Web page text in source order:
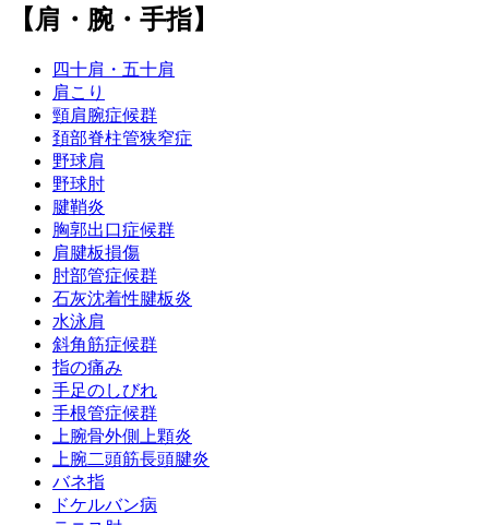
【肩・腕・手指】
四十肩・五十肩
肩こり
頸肩腕症候群
頚部脊柱管狭窄症
野球肩
野球肘
腱鞘炎
胸郭出口症候群
肩腱板損傷
肘部管症候群
石灰沈着性腱板炎
水泳肩
斜角筋症候群
指の痛み
手足のしびれ
手根管症候群
上腕骨外側上顆炎
上腕二頭筋長頭腱炎
バネ指
ドケルバン病